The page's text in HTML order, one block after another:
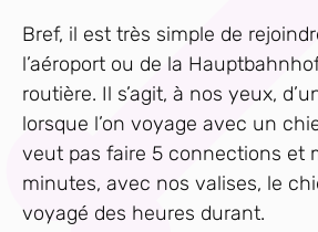
Bref, il est très simple de
l’aéroport ou de la
routière. Il s’agit, à nos yeux,
lorsque l’on voyage avec un
veut pas faire 5 connections et
minutes, avec nos valises, le
voyagé des heures durant.